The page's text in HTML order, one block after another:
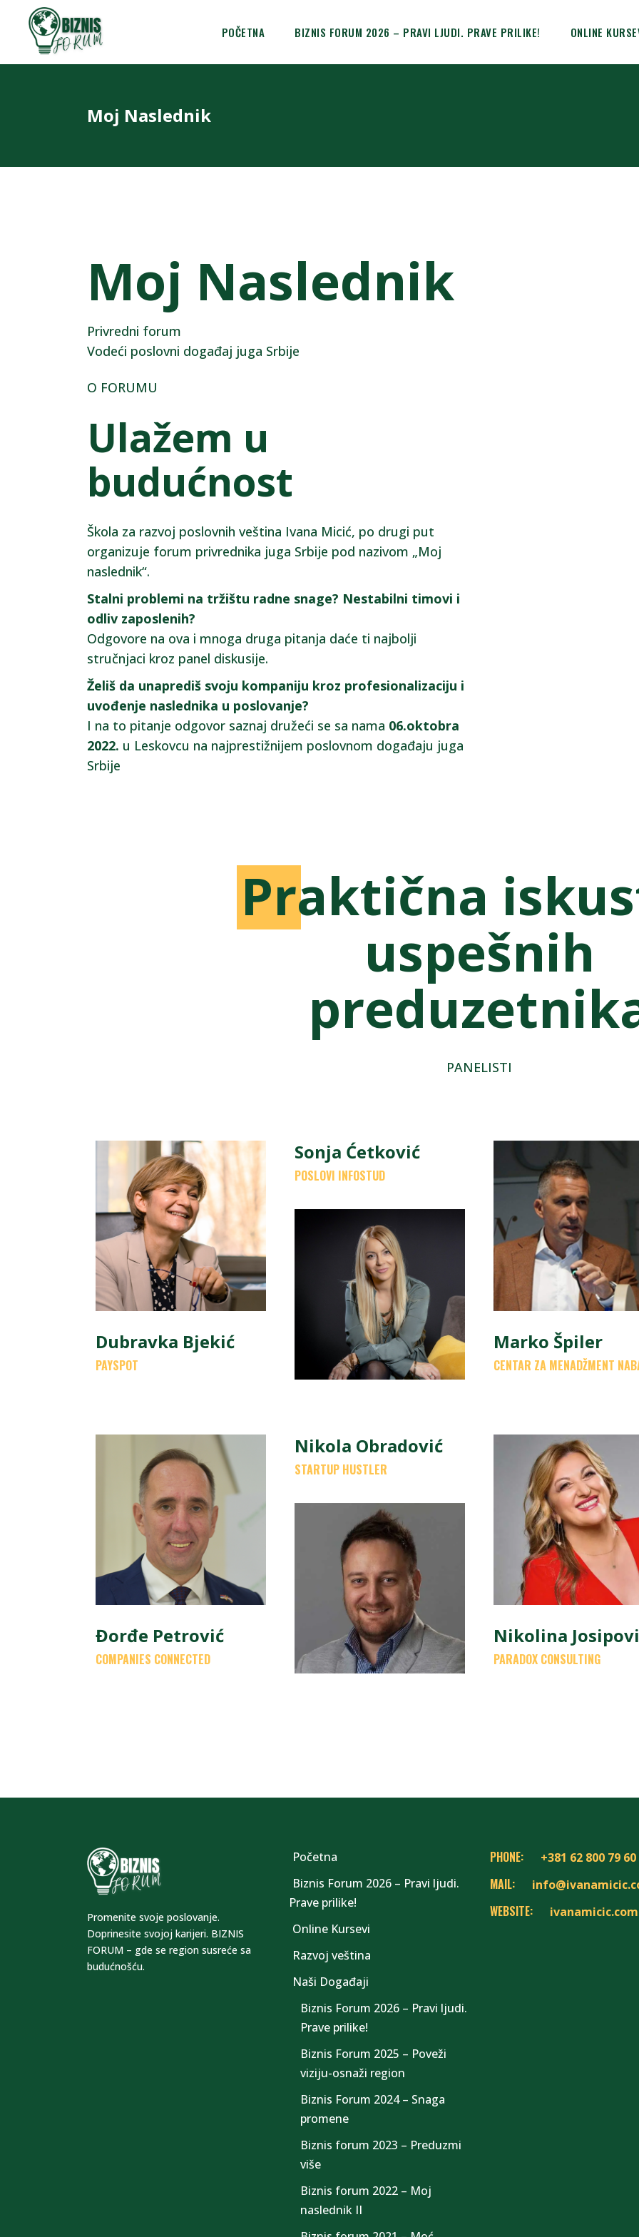
POČETNA BIZNIS FORUM 2026 – PRAVI LJUDI. PRAVE PRILIKE! ONLINE
Moj Naslednik
Moj Naslednik
Privredni forum
Vodeći poslovni događaj juga Srbije
O FORUMU
Ulažem u
budućnost
Škola za razvoj poslovnih veština Ivana Micić, po drugi put
organizuje forum privrednika juga Srbije pod nazivom „Moj
naslednik“.
Stalni problemi na tržištu radne snage? Nestabilni timovi i
odliv zaposlenih?
Odgovore na ova i mnoga druga pitanja daće ti najbolji
stručnjaci kroz panel diskusije.
Želiš da unaprediš svoju kompaniju kroz profesionalizaciju i
uvođenje naslednika u poslovanje?
I na to pitanje odgovor saznaj družeći se sa nama 06.oktobra
2022. u Leskovcu na najprestižnijem poslovnom događaju juga
Srbije
Praktična
uspešnih
PANELISTI
Dubravka Bjekić
PAYSPOT
Sonja Ćetković
POSLOVI INFOSTUD
Marko Špiler
CENTAR ZA MENADŽMENT
Đorđe Petrović
COMPANIES CONNECTED
Nikola Obradović
STARTUP HUSTLER
Nikolina
PARADOX CONSULTING
Promenite svoje poslovanje.
Doprinesite svojoj karijeri. BIZNIS
FORUM – gde se region susreće sa
budućnošću.
Početna
Biznis Forum 2026 – Pravi ljudi.
Prave prilike!
Online Kursevi
Razvoj veština
Naši Događaji
Biznis Forum 2026 – Pravi ljudi.
Prave prilike!
Biznis Forum 2025 – Poveži
viziju-osnaži region
Biznis Forum 2024 – Snaga
promene
Biznis forum 2023 – Preduzmi
više
Biznis forum 2022 – Moj
naslednik II
PHONE: +381 62 800 79 60
MAIL:
WEBSITE: ivanamicic.com